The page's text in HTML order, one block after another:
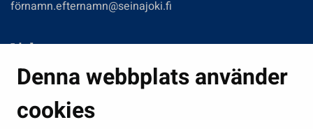
Denna webbplats använder
cookies
förnamn.efternamn@seinajoki.fi
Links
Boende och miljö
Fostran och utbildning